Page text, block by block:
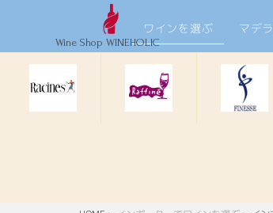
ワインを選ぶ マデ
Wine Shop WINEHOLIC